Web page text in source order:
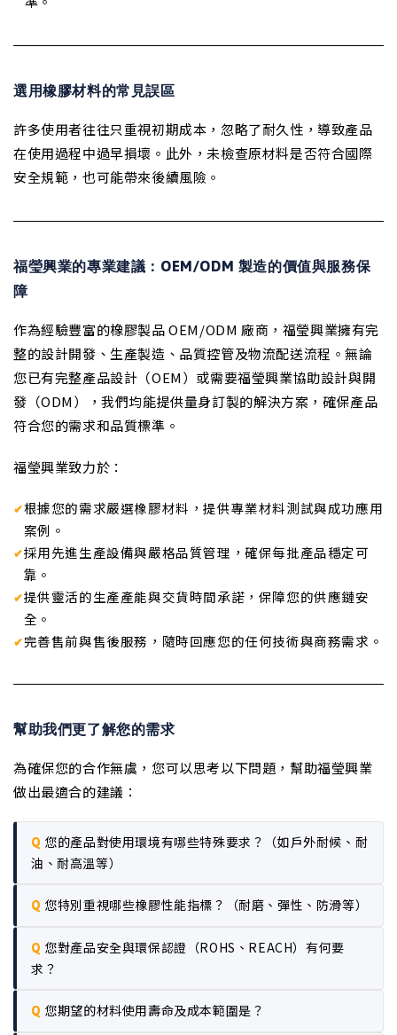
選用橡膠材料的常見誤區
許多使用者往往只重視初期成本，忽略了耐久性，導致產品
在使用過程中過早損壞。此外，未檢查原材料是否符合國際
安全規範，也可能帶來後續風險。
福瑩興業的專業建議：OEM/ODM 製造的價值與服務保
障
作為經驗豐富的橡膠製品 OEM/ODM 廠商，福瑩興業擁有完
整的設計開發、生產製造、品質控管及物流配送流程。無論
您已有完整產品設計（OEM）或需要福瑩興業協助設計與開
發（ODM），我們均能提供量身訂製的解決方案，確保產品
符合您的需求和品質標準。
福瑩興業致力於：
根據您的需求嚴選橡膠材料，提供專業材料測試與成功應用
案例。
採用先進生產設備與嚴格品質管理，確保每批產品穩定可
靠。
提供靈活的生產產能與交貨時間承諾，保障您的供應鏈安
全。
完善售前與售後服務，隨時回應您的任何技術與商務需求。
幫助我們更了解您的需求
為確保您的合作無虞，您可以思考以下問題，幫助福瑩興業
做出最適合的建議：
您的產品對使用環境有哪些特殊要求？（如戶外耐候、耐
油、耐高溫等）
您特別重視哪些橡膠性能指標？（耐磨、彈性、防滑等）
您對產品安全與環保認證（ROHS、REACH）有何要
求？
您期望的材料使用壽命及成本範圍是？